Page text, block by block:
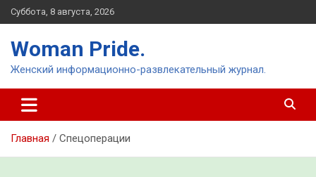
Перейти
к
Суббота, 8 августа, 2026
Woman Pride.
Женский информационно-развлекательный журнал.
Главная Спецоперации